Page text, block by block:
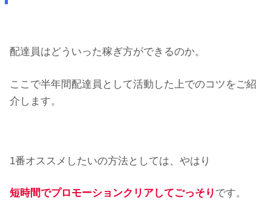
配達員はどういった稼ぎ方ができるのか。
ここで半年間配達員として活動した上でのコツをご紹
介します。
1番オススメしたいの方法としては、やはり
短時間でプロモーションクリアしてごっそり です。